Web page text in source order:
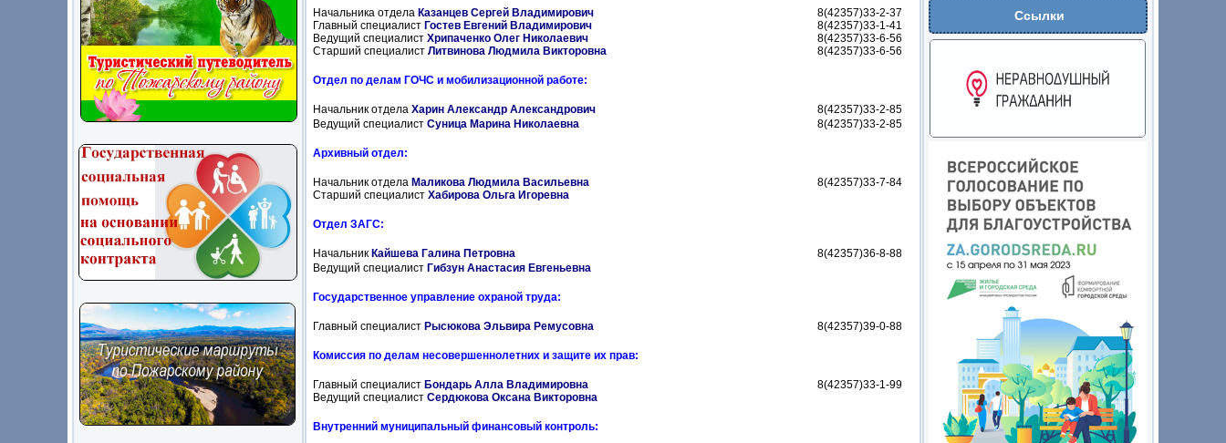
Ссылки
Начальника отдела Казанцев Сергей Владимирович
Главный специалист Гостев Евгений Владимирович
Ведущий специалист Хрипаченко Олег Николаевич
Старший специалист Литвинова Людмила Викторовна
8(42357)33-2-37
8(42357)33-1-41
8(42357)33-6-56
8(42357)33-6-56
Отдел по делам ГОЧС и мобилизационной работе:
Начальник отдела Харин Александр Александрович
8(42357)33-2-85
Ведущий специалист Суница Марина Николаевна 8(42357)33-2-85
Архивный отдел:
Начальник отдела Маликова Людмила Васильевна
Старший специалист Хабирова Ольга Игоревна
8(42357)33-7-84
Отдел ЗАГС:
Начальник Кайшева Галина Петровна
8(42357)36-8-88
Ведущий специалист Гибзун Анастасия Евгеньевна
Государственное управление охраной труда:
Главный специалист Рысюкова Эльвира Ремусовна 8(42357)39-0-88
Комиссия по делам несовершеннолетних и защите их прав:
Главный специалист Бондарь Алла Владимировна
Ведущий специалист Сердюкова Оксана Викторовна
8(42357)33-1-99
Внутренний муниципальный финансовый контроль: